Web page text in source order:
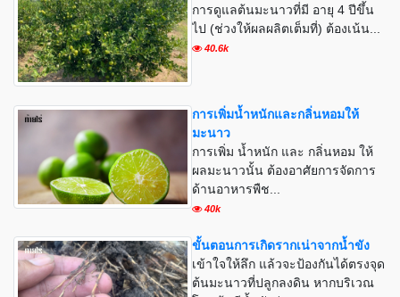
การดูแลต้นมะนาวที่มี อายุ 4 ปีขึ้น
ไป (ช่วงให้ผลผลิตเต็มที่) ต้องเน้น...
40.6k
การเพิ่มน้ำหนักและกลิ่นหอมให้
มะนาว
การเพิ่ม น้ำหนัก และ กลิ่นหอม ให้
ผลมะนาวนั้น ต้องอาศัยการจัดการ
ด้านอาหารพืช...
40k
ขั้นตอนการเกิดรากเน่าจากน้ำขัง
เข้าใจให้ลึก แล้วจะป้องกันได้ตรงจุด
ต้นมะนาวที่ปลูกลงดิน หากบริเวณ